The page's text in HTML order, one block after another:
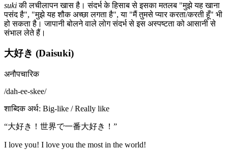
sukiकी लचीलापन खास है। संदर्भ के हिसाब से इसका मतलब "मुझे यह खाना
पसंद है", "मुझे यह शौक अच्छा लगता है", या "मैं तुमसे प्यार करता/करती हूँ" भी
हो सकता है। जापानी बोलने वाले लोग संदर्भ से इस अस्पष्टता को आसानी से
संभाल लेते हैं।
大好き (Daisuki)
अनौपचारिक
/dah-ee-skee/
शाब्दिक अर्थ: Big-like / Really like
“大好き！世界で一番大好き！ ”
I love you! I love you the most in the world!